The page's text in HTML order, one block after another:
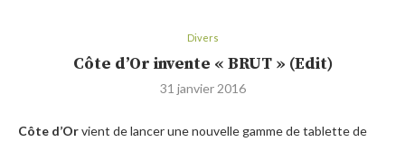
Divers
Côte d’Or invente « BRUT » (Edit)
31 janvier 2016
Côte d’Orvient de lancer une nouvelle gamme de tablette de